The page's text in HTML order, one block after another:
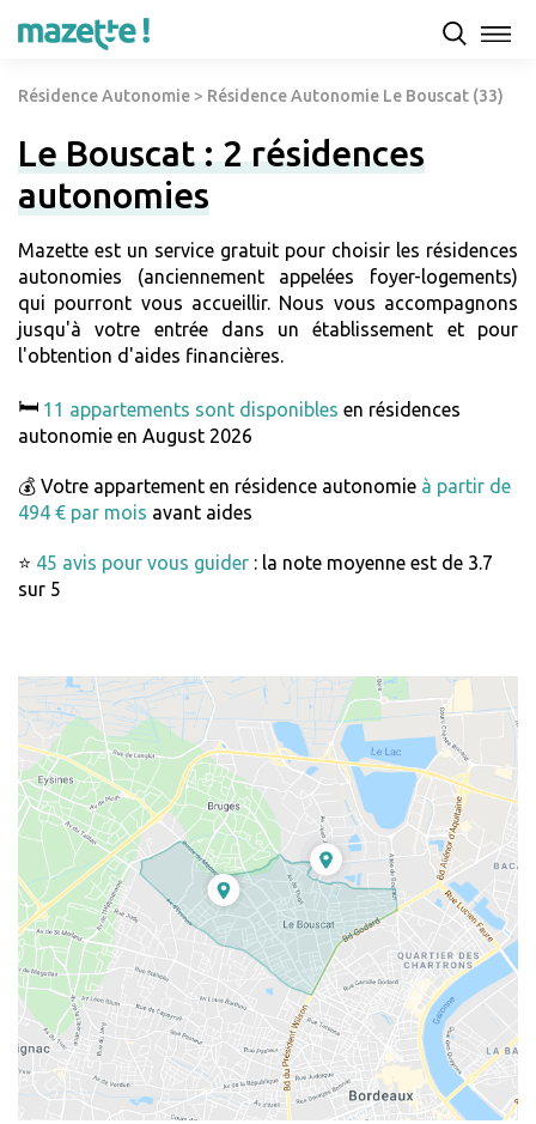
Résidence Autonomie > Résidence Autonomie Le Bouscat (33)
Le Bouscat : 2 résidences
autonomies
Mazette est un service gratuit pour choisir les résidences
autonomies (anciennement appelées foyer-logements)
qui pourront vous accueillir. Nous vous accompagnons
jusqu'à votre entrée dans un établissement et pour
l'obtention d'aides financières.
🛏️ 11 appartements sont disponibles en résidences
autonomie en August 2026
💰 Votre appartement en résidence autonomie à partir de
494 € par mois avant aides
⭐ 45 avis pour vous guider : la note moyenne est de 3.7
sur 5